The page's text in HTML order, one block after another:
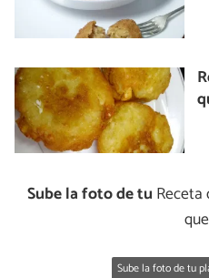
Sube la foto de tu Receta
Sube la foto de tu